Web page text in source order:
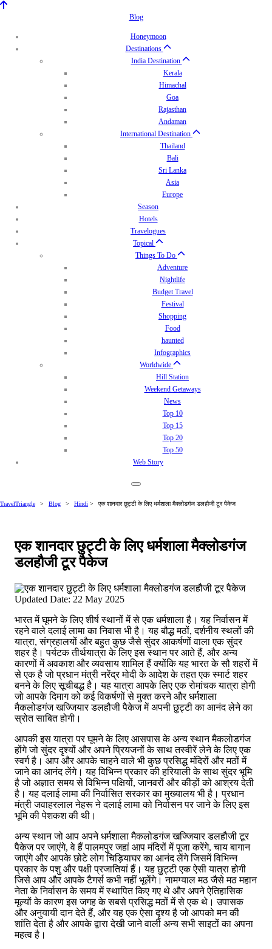
Blog
Honeymoon
Destinations
India Destination
Kerala
Himachal
Goa
Rajasthan
Andaman
International Destination
Thailand
Bali
Sri Lanka
Asia
Europe
Season
Hotels
Travelogues
Topical
Things To Do
Adventure
Nightlife
Budget Travel
Festival
Shopping
Food
haunted
Infographics
Worldwide
Hill Station
Weekend Getaways
News
Top 10
Top 15
Top 20
Top 50
Web Story
TravelTriangle > Blog > Hindi > एक शानदार छुट्टी के लिए धर्मशाला मैक्लोडगंज डलहौजी टूर पैकेज
एक शानदार छुट्टी के लिए धर्मशाला मैक्लोडगंज
डलहौजी टूर पैकेज
Updated Date: 22 May 2025
भारत में घूमने के लिए शीर्ष स्थानों में से एक धर्मशाला है। यह निर्वासन में
रहने वाले दलाई लामा का निवास भी है। यह बौद्ध मठों, दर्शनीय स्थलों की
यात्रा, संग्रहालयों और बहुत कुछ जैसे सुंदर आकर्षणों वाला एक सुंदर
शहर है। पर्यटक तीर्थयात्रा के लिए इस स्थान पर आते हैं, और अन्य
कारणों में अवकाश और व्यवसाय शामिल हैं क्योंकि यह भारत के सौ शहरों में
से एक है जो प्रधान मंत्री नरेंद्र मोदी के आदेश के तहत एक स्मार्ट शहर
बनने के लिए सूचीबद्ध है। यह यात्रा आपके लिए एक रोमांचक यात्रा होगी
जो आपके दिमाग को कई विकर्षणों से मुक्त करने और धर्मशाला
मैकलोडगंज खज्जियार डलहौजी पैकेज में अपनी छुट्टी का आनंद लेने का
स्रोत साबित होगी।
आपकी इस यात्रा पर घूमने के लिए आसपास के अन्य स्थान मैकलोडगंज
होंगे जो सुंदर दृश्यों और अपने प्रियजनों के साथ तस्वीरें लेने के लिए एक
स्वर्ग है। आप और आपके चाहने वाले भी कुछ प्रसिद्ध मंदिरों और मठों में
जाने का आनंद लेंगे। यह विभिन्न प्रकार की हरियाली के साथ सुंदर भूमि
है जो अज्ञात समय से विभिन्न पक्षियों, जानवरों और कीड़ों को आश्रय देती
है। यह दलाई लामा की निर्वासित सरकार का मुख्यालय भी है। प्रधान
मंत्री जवाहरलाल नेहरू ने दलाई लामा को निर्वासन पर जाने के लिए इस
भूमि की पेशकश की थी।
अन्य स्थान जो आप अपने धर्मशाला मैकलोडगंज खज्जियार डलहौजी टूर
पैकेज पर जाएंगे, वे हैं पालमपुर जहां आप मंदिरों में पूजा करेंगे, चाय बागान
जाएंगे और आपके छोटे लोग चिड़ियाघर का आनंद लेंगे जिसमें विभिन्न
प्रकार के पशु और पक्षी प्रजातियां हैं। यह छुट्टी एक ऐसी यात्रा होगी
जिसे आप और आपके टैगर्स कभी नहीं भूलेंगे। नामग्याल मठ जैसे मठ महान
नेता के निर्वासन के समय में स्थापित किए गए थे और अपने ऐतिहासिक
मूल्यों के कारण इस जगह के सबसे प्रसिद्ध मठों में से एक थे। उपासक
और अनुयायी दान देते हैं, और यह एक ऐसा दृश्य है जो आपको मन की
शांति देता है और आपके द्वारा देखी जाने वाली अन्य सभी साइटों का अपना
महत्व है।